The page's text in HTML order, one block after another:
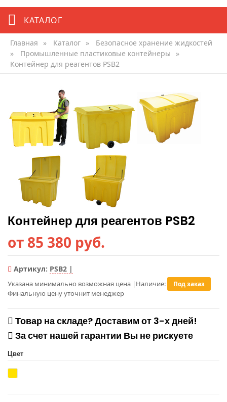
КАТАЛОГ
Главная » Каталог »
Безопасное хранение жидкостей
»
Промышленные пластиковые контейнеры
»
Контейнер для реагентов PSB2
Контейнер для реагентов PSB2
от 85 380 руб.
Артикул: PSB2 |
Указана минимально возможная цена |
Финальную цену уточнит менеджер
Наличие: Под заказ
Товар на складе? Доставим от 3-х дней!
За счет нашей гарантии Вы не рискуете
Цвет